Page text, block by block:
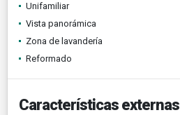
Unifamiliar
Vista panorámica
Zona de lavandería
Reformado
Características externas